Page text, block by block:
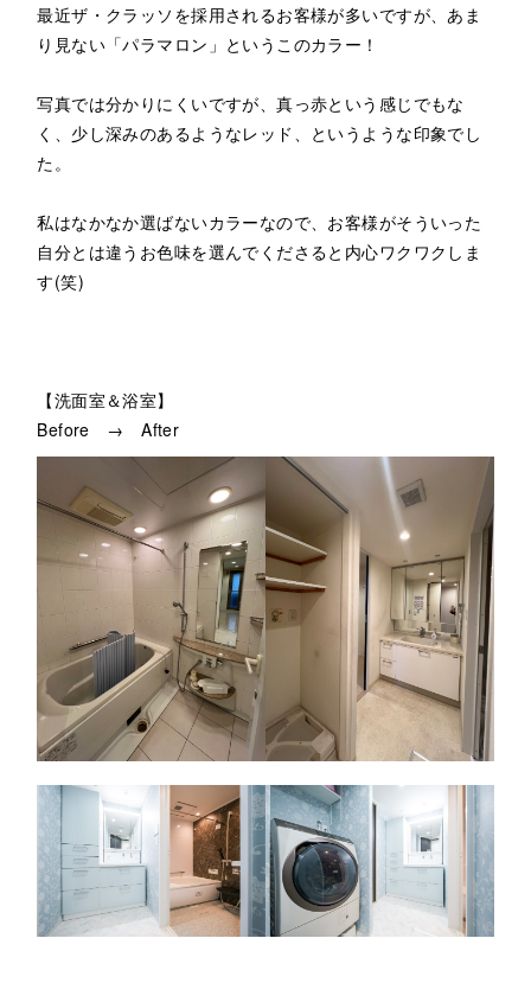
最近ザ・クラッソを採用されるお客様が多いですが、あま
り見ない「パラマロン」というこのカラー！
写真では分かりにくいですが、真っ赤という感じでもな
く、少し深みのあるようなレッド、というような印象でし
た。
私はなかなか選ばないカラーなので、お客様がそういった
自分とは違うお色味を選んでくださると内心ワクワクしま
す(笑)
【洗面室＆浴室】
Before → After